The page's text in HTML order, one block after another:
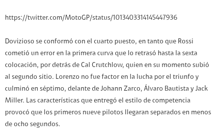
https://twitter.com/MotoGP/status/1013403314145447936
Dovizioso se conformó con el cuarto puesto, en tanto que Rossi
cometió un error en la primera curva que lo retrasó hasta la sexta
colocación, por detrás de Cal Crutchlow, quien en su momento subió
al segundo sitio. Lorenzo no fue factor en la lucha por el triunfo y
culminó en séptimo, delante de Johann Zarco, Álvaro Bautista y Jack
Miller. Las características que entregó el estilo de competencia
provocó que los primeros nueve pilotos llegaran separados en menos
de ocho segundos.